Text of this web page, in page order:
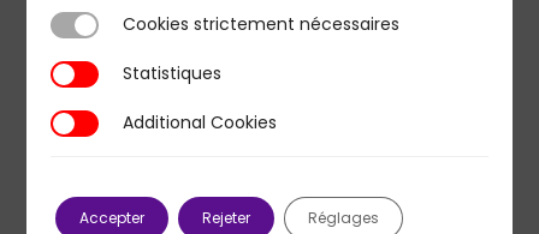
19 novembre 2020
?
Cookies strictement nécessaires
Cookies strictement nécessaires
StatistiquesStatistiques
Additional Cookies
Additional Cookies
Accepter Rejeter Réglages